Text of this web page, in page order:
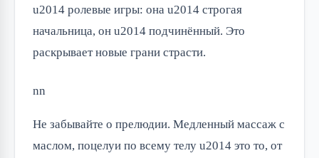
u2014 ролевые игры: она u2014 строгая
начальница, он u2014 подчинённый. Это
раскрывает новые грани страсти.
nn
Не забывайте о прелюдии. Медленный массаж с
маслом, поцелуи по всему телу u2014 это то, от